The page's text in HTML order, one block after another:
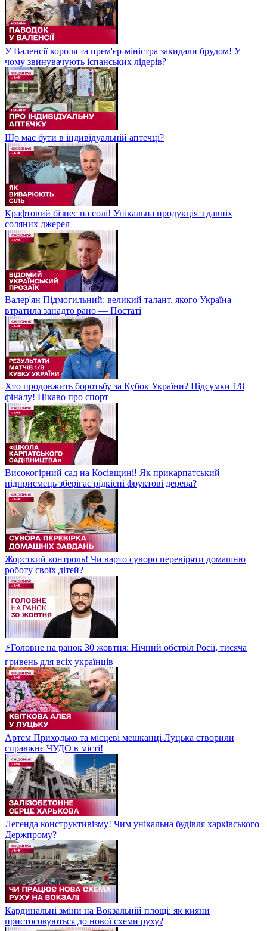
У Валенсії короля та прем'єр-міністра закидали брудом! У
чому звинувачують іспанських лідерів?
Що має бути в індивідуальній аптечці?
Крафтовий бізнес на солі! Унікальна продукція з давніх
соляних джерел
Валер'ян Підмогильний: великий талант, якого Україна
втратила занадто рано — Постаті
Хто продовжить боротьбу за Кубок України? Підсумки 1/8
фіналу! Цікаво про спорт
Високогірний сад на Косівщині! Як прикарпатський
підприємець зберігає рідкісні фруктові дерева?
Жорсткий контроль! Чи варто суворо перевіряти домашню
роботу своїх дітей?
⚡Головне на ранок 30 жовтня: Нічний обстріл Росії, тисяча
гривень для всіх українців
Артем Приходько та місцеві мешканці Луцька створили
справжнє ЧУДО в місті!
Легенда конструктивізму! Чим унікальна будівля харківського
Держпрому?
Кардинальні зміни на Вокзальній площі: як кияни
пристосовуються до нової схеми руху?